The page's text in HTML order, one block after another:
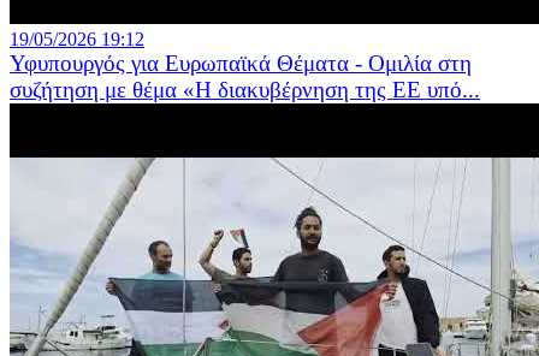
19/05/2026 19:12
Υφυπουργός για Ευρωπαϊκά Θέματα - Ομιλία στη
συζήτηση με θέμα «Η διακυβέρνηση της ΕΕ υπό...